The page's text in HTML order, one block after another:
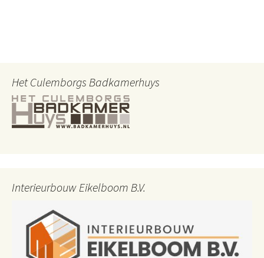
Het Culemborgs Badkamerhuys
Interieurbouw Eikelboom B.V.